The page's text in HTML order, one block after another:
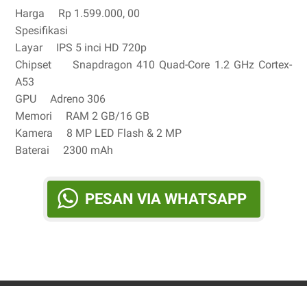
Harga Rp 1.599.000, 00
Spesifikasi
Layar IPS 5 inci HD 720p
Chipset Snapdragon 410 Quad-Core 1.2 GHz Cortex-
A53
GPU Adreno 306
Memori RAM 2 GB/16 GB
Kamera 8 MP LED Flash & 2 MP
Baterai 2300 mAh
PESAN VIA WHATSAPP